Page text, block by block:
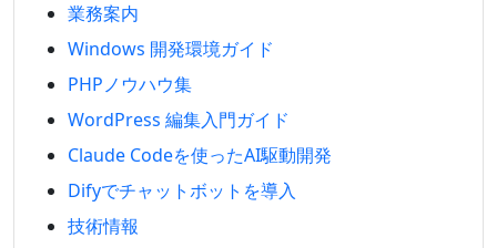
業務案内
Windows 開発環境ガイド
PHPノウハウ集
WordPress 編集入門ガイド
Claude Codeを使ったAI駆動開発
Difyでチャットボットを導入
技術情報